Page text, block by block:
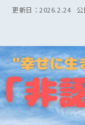
年中
小学1年生
小学3年生
小学5年生
こそだ
イベント
ニュース
そだち＆
ワーク・
こそだ
更新日：2026.2.24